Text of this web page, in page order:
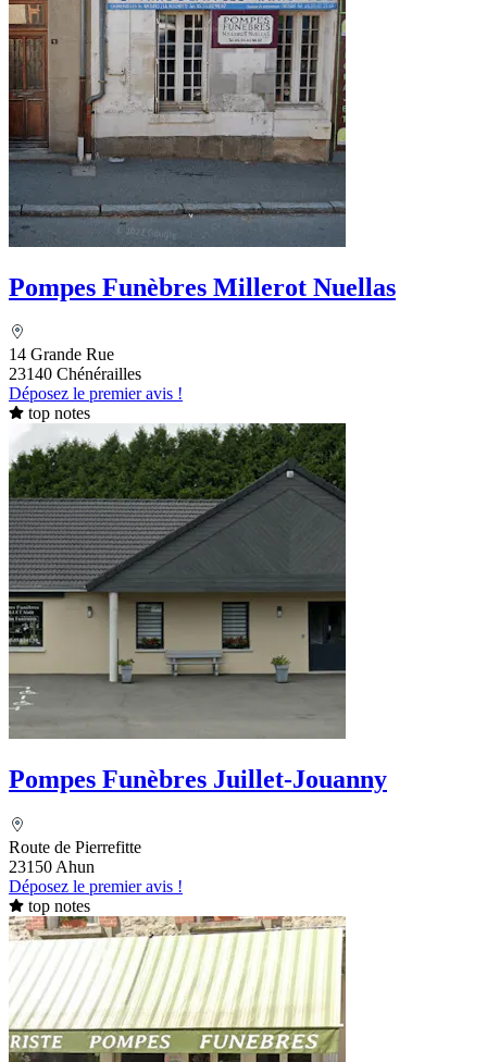
Pompes Funèbres Millerot Nuellas
14 Grande Rue
23140 Chénérailles
Déposez le premier avis !
top notes
Pompes Funèbres Juillet-Jouanny
Route de Pierrefitte
23150 Ahun
Déposez le premier avis !
top notes